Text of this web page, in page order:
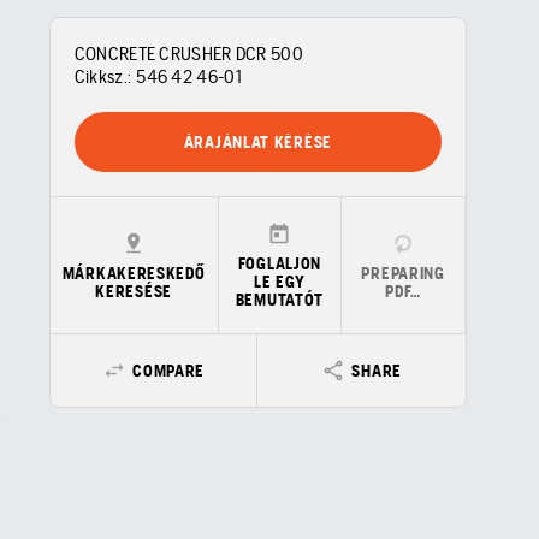
CONCRETE CRUSHER DCR 500
Cikksz.: 546 42 46‑01
ÁRAJÁNLAT KÉRÉSE
MÁRKAKERESKEDŐ
KERESÉSE
FOGLALJON
LE EGY
BEMUTATÓT
PREPARING
PDF…
COMPARE SHARE